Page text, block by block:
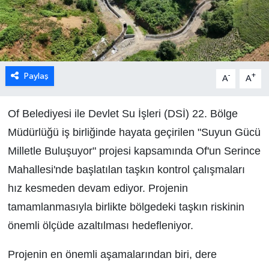
Paylaş A- A+
Of Belediyesi ile Devlet Su İşleri (DSİ) 22. Bölge
Müdürlüğü iş birliğinde hayata geçirilen "Suyun Gücü
Milletle Buluşuyor" projesi kapsamında Of'un Serince
Mahallesi'nde başlatılan taşkın kontrol çalışmaları
hız kesmeden devam ediyor. Projenin
tamamlanmasıyla birlikte bölgedeki taşkın riskinin
önemli ölçüde azaltılması hedefleniyor.
Projenin en önemli aşamalarından biri, dere